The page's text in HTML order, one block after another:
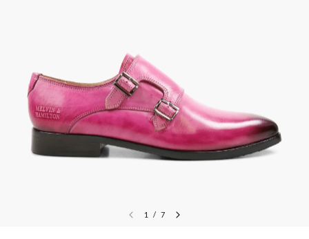
1 / 7